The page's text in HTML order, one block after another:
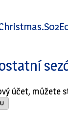
účet, můžete